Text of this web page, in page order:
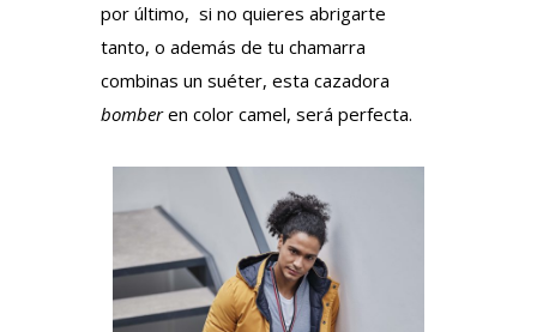
por último, si no quieres abrigarte
tanto, o además de tu chamarra
combinas un suéter, esta cazadora
bomberen color camel, será perfecta.